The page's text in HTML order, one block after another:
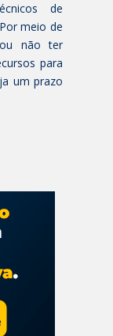
de
meio de
não ter
para
um prazo